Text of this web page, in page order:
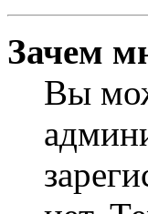
Зачем
Вы